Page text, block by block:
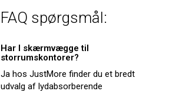
FAQ spørgsmål:
Har I skærmvægge til
storrumskontorer?
Ja hos JustMore finder du et bredt
udvalg af lydabsorberende